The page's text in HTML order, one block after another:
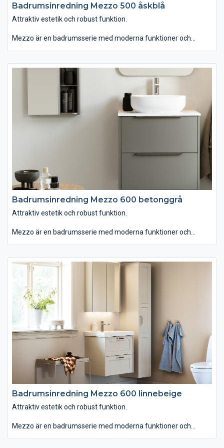
Badrumsinredning Mezzo 500 åskblå
Attraktiv estetik och robust funktion.
Mezzo är en badrumsserie med moderna funktioner och
än vanligt. Om du istället väljer det ovanpåliggande tvättstället
Soprano i det stenliknande, slitstarka och lättskötta materialet
Solid Surface får serien ett annat uttryck. Kommoden finns
med eller utan inramning. Passar dig som vill ha ett badrum
som kombinerar attraktiv estetik med robust funktion."
Badrumsinredning Mezzo 600 betonggrå
Attraktiv estetik och robust funktion.
Mezzo är en badrumsserie med moderna funktioner och
än vanligt. Om du istället väljer det ovanpåliggande tvättstället
Soprano i det stenliknande, slitstarka och lättskötta materialet
Solid Surface får serien ett annat uttryck. Kommoden finns
med eller utan inramning. Passar dig som vill ha ett badrum
som kombinerar attraktiv estetik med robust funktion."
Badrumsinredning Mezzo 600 linnebeige
Attraktiv estetik och robust funktion.
Mezzo är en badrumsserie med moderna funktioner och